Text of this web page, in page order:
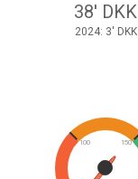
38' DKK
2024: 3' DKK
100 150